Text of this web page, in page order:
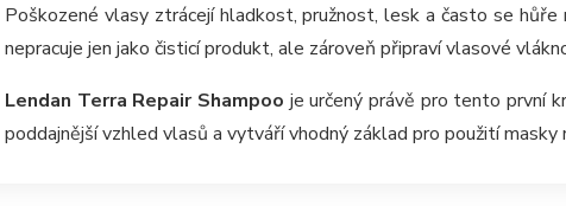
Poškozené vlasy ztrácejí hladkost, pružnost, lesk a často se
nepracuje jen jako čisticí produkt, ale zároveň připraví vlasové
Lendan Terra Repair Shampoo je určený právě pro tento první
poddajnější vzhled vlasů a vytváří vhodný základ pro použití masky